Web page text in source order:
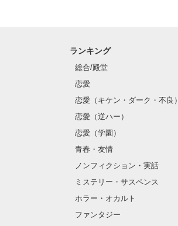
ランキング
総合/殿堂
恋愛
恋愛（キケン・ダーク・不良）
恋愛（逆ハー）
恋愛（学園）
青春・友情
ノンフィクション・実話
ミステリー・サスペンス
ホラー・オカルト
ファンタジー